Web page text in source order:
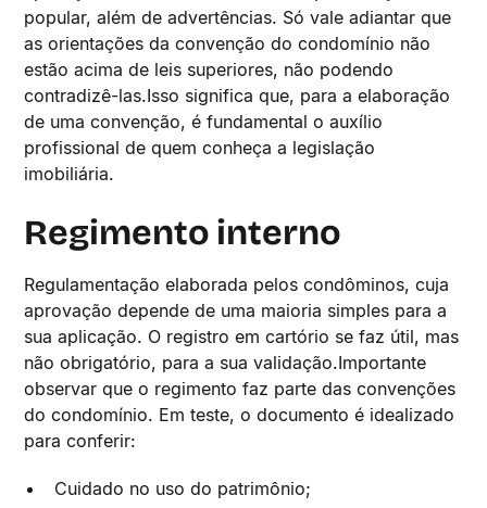
popular, além de advertências. Só vale adiantar que
as orientações da convenção do condomínio não
estão acima de leis superiores, não podendo
contradizê-las.Isso significa que, para a elaboração
de uma convenção, é fundamental o auxílio
profissional de quem conheça a legislação
imobiliária.
Regimento interno
Regulamentação elaborada pelos condôminos, cuja
aprovação depende de uma maioria simples para a
sua aplicação. O registro em cartório se faz útil, mas
não obrigatório, para a sua validação.Importante
observar que o regimento faz parte das convenções
do condomínio. Em teste, o documento é idealizado
para conferir:
Cuidado no uso do patrimônio;